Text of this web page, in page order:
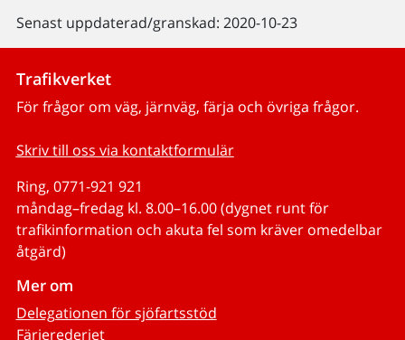
Senast uppdaterad/granskad: 2020-10-23
Trafikverket
För frågor om väg, järnväg, färja och övriga frågor.
Skriv till oss via kontaktformulär
Ring, 0771-921 921
måndag–fredag kl. 8.00–16.00 (dygnet runt för
trafikinformation och akuta fel som kräver omedelbar
åtgärd)
Mer om
Delegationen för sjöfartsstöd
Färjerederiet